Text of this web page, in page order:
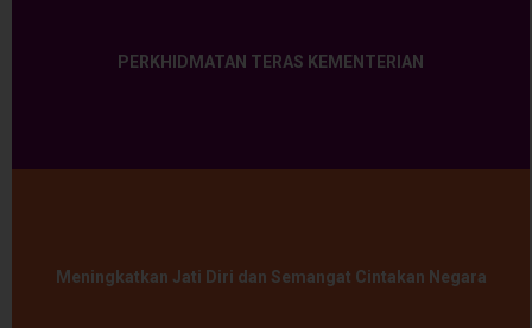
PERKHIDMATAN TERAS KEMENTERIAN
Meningkatkan Jati Diri dan Semangat Cintakan Negara